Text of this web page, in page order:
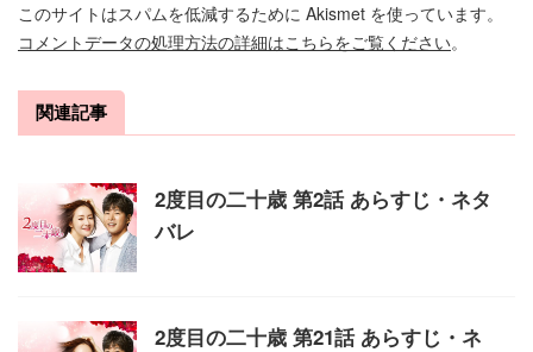
このサイトはスパムを低減するために Akismet を使っています。
コメントデータの処理方法の詳細はこちらをご覧ください。
関連記事
2度目の二十歳 第2話 あらすじ・ネタ
バレ
2度目の二十歳 第21話 あらすじ・ネ